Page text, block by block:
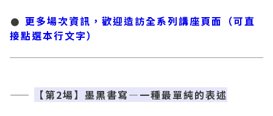
𒊹 更多場次資訊，歡迎造訪全系列講座頁面（可直
接點選本行文字）
——
【第2場】墨黑書寫—一種最單純的表述